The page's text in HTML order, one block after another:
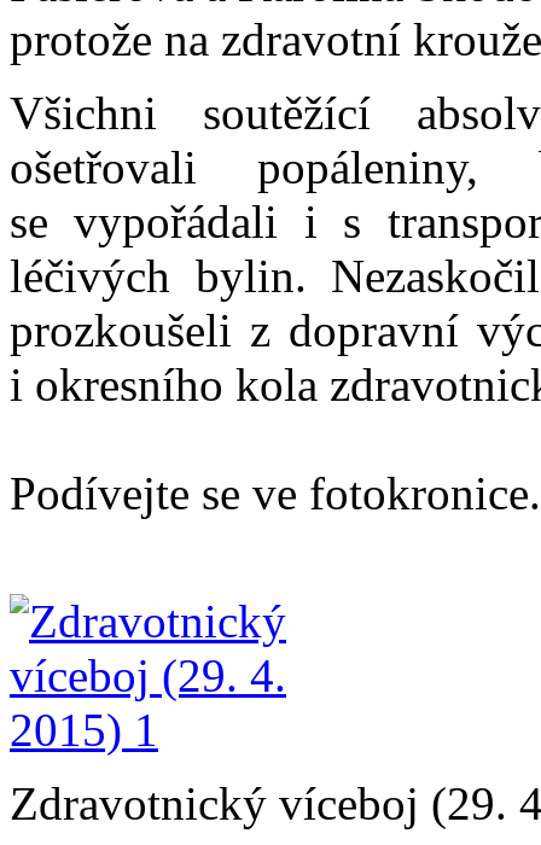
protože na zdravotní
Všichni soutěžící
ošetřovali popáleniny,
se vypořádali i s
léčivých bylin.
prozkoušeli z dopravní
i okresního kola
Podívejte se ve fotokronice.
Zdravotnický víceboj (29.